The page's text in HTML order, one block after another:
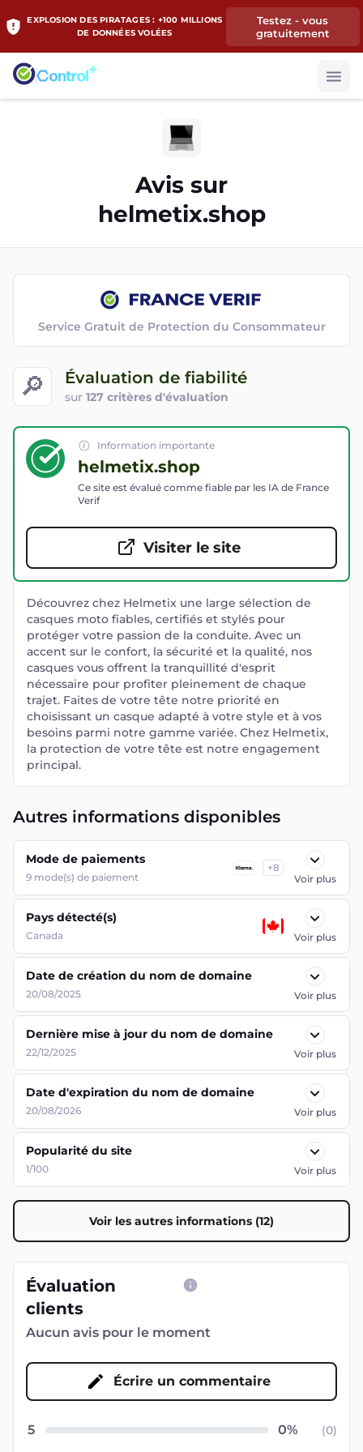
EXPLOSION DES PIRATAGES : +100 MILLIONS
DE DONNÉES VOLÉES
Testez - vous
gratuitement
Avis sur
helmetix.shop
🔎 Évaluation de fiabilité
sur 127 critères d'évaluation
Service Gratuit de Protection du Consommateur
Information importante
helmetix.shop
Ce site est évalué comme fiable par les IA de France
Verif
Visiter le site
Découvrez chez Helmetix une large sélection de
casques moto fiables, certifiés et stylés pour
protéger votre passion de la conduite. Avec un
accent sur le confort, la sécurité et la qualité, nos
casques vous offrent la tranquillité d'esprit
nécessaire pour profiter pleinement de chaque
trajet. Faites de votre tête notre priorité en
choisissant un casque adapté à votre style et à vos
besoins parmi notre gamme variée. Chez Helmetix,
la protection de votre tête est notre engagement
principal.
Autres informations disponibles
Mode de paiements
9 mode(s) de paiement
+8
Voir plus
Pays détecté(s)
Canada Voir plus
Date de création du nom de domaine
20/08/2025 Voir plus
Dernière mise à jour du nom de domaine
22/12/2025 Voir plus
Date d'expiration du nom de domaine
20/08/2026 Voir plus
Popularité du site
1/100 Voir plus
Voir les autres informations (12)
Évaluation
clients
Aucun avis pour le moment
Écrire un commentaire
5 (0)